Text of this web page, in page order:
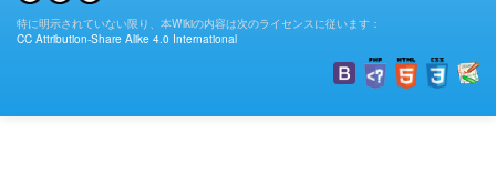
特に明示されていない限り、本Wikiの内容は次のライセンスに従います：
CC Attribution-Share Alike 4.0 International